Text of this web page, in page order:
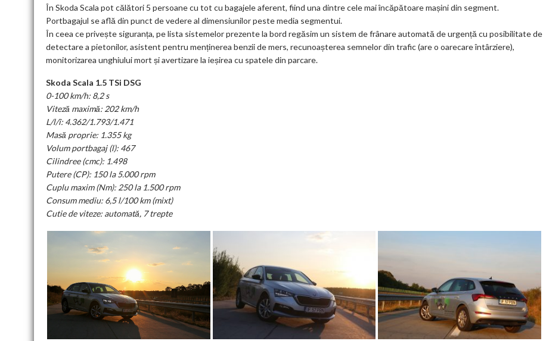
În Skoda Scala pot călători 5 persoane cu tot cu bagajele aferent, fiind una dintre cele mai încăpătoare mașini din segment.
Portbagajul se află din punct de vedere al dimensiunilor peste media segmentui.
În ceea ce privește siguranța, pe lista sistemelor prezente la bord regăsim un sistem de frânare automată de urgență cu posibilitate de
detectare a pietonilor, asistent pentru menținerea benzii de mers, recunoașterea semnelor din trafic (are o oarecare întârziere),
monitorizarea unghiului mort și avertizare la ieșirea cu spatele din parcare.
Skoda Scala 1.5 TSi DSG
0-100 km/h: 8,2 s
Viteză maximă: 202 km/h
L/l/î: 4.362/1.793/1.471
Masă proprie: 1.355 kg
Volum portbagaj (l): 467
Cilindree (cmc): 1.498
Putere (CP): 150 la 5.000 rpm
Cuplu maxim (Nm): 250 la 1.500 rpm
Consum mediu: 6,5 l/100 km (mixt)
Cutie de viteze: automată, 7 trepte